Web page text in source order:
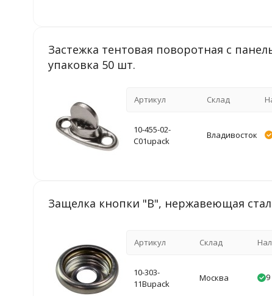
Застежка тентовая поворотная c
упаковка 50 шт.
Артикул Склад
10-455-02-
C01upack
Владивосток
Защелка кнопки "B", нержавеющая
Артикул Склад
10-303-
11Bupack
Москва 9